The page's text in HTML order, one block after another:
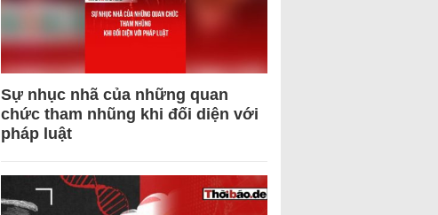
Sự nhục nhã của những quan
chức tham nhũng khi đối diện với
pháp luật